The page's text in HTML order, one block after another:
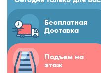
Бесплатная
Доставка
Подъем на
этаж